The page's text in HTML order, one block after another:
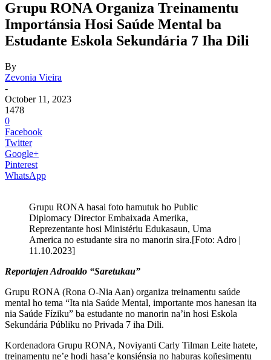
Grupu RONA Organiza Treinamentu
Importánsia Hosi Saúde Mental ba
Estudante Eskola Sekundária 7 Iha Dili
By
Zevonia Vieira
-
October 11, 2023
1478
0
Facebook
Twitter
Google+
Pinterest
WhatsApp
Grupu RONA hasai foto hamutuk ho Public
Diplomacy Director Embaixada Amerika,
Reprezentante hosi Ministériu Edukasaun, Uma
America no estudante sira no manorin sira.[Foto: Adro |
11.10.2023]
Reportajen Adroaldo “Saretukau”
Grupu RONA (Rona O-Nia Aan) organiza treinamentu saúde
mental ho tema “Ita nia Saúde Mental, importante mos hanesan ita
nia Saúde Fíziku” ba estudante no manorin na’in hosi Eskola
Sekundária Públiku no Privada 7 iha Dili.
Kordenadora Grupu RONA, Noviyanti Carly Tilman Leite hatete,
treinamentu ne’e hodi hasa’e konsiénsia no haburas koñesimentu